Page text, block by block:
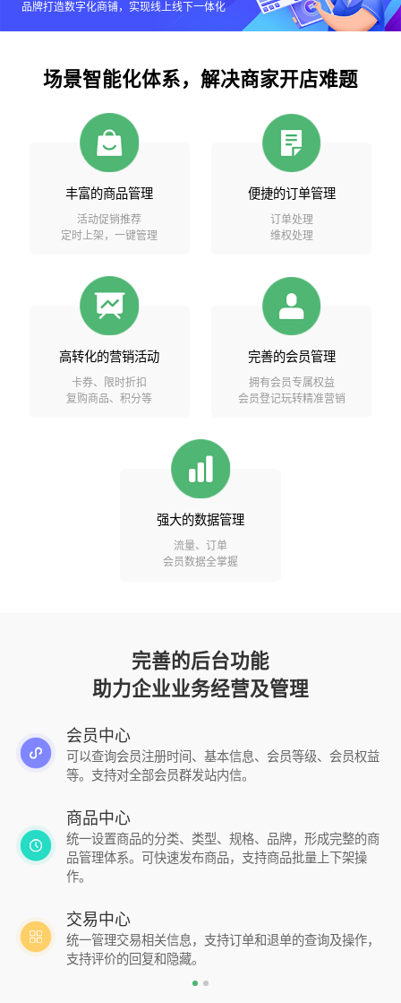
品牌打造数字化商铺，实现线上线下一体化
场景智能化体系，解决商家开店难题
丰富的商品管理
活动促销推荐
定时上架，一键管理
便捷的订单管理
订单处理
维权处理
高转化的营销活动
卡券、限时折扣
复购商品、积分等
完善的会员管理
拥有会员专属权益
会员登记玩转精准营销
强大的数据管理
流量、订单
会员数据全掌握
完善的后台功能
助力企业业务经营及管理
会员中心
可以查询会员注册时间、基本信息、会员等级、会员权益
等。支持对全部会员群发站内信。
商品中心
统一设置商品的分类、类型、规格、品牌，形成完整的商
品管理体系。可快速发布商品，支持商品批量上下架操
作。
交易中心
统一管理交易相关信息，支持订单和退单的查询及操作，
支持评价的回复和隐藏。